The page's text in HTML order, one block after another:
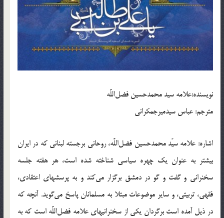
نويسنده:علامه سيد محمدحسين فضل‌اللَّه
مترجم: عباس سيدميرجمكرانى
اشاره: علامه سيّد محمدحسين فضل‌اللَّه، روحانى برجسته لبنانى كه در ايران
بيشتر به عنوان يك چهره سياسى شناخته شده است، هر هفته جلسه
سخنرانى و گفت و گو در دمشق برگزار مى‌كند و به پرسشهاى اعتقادى،
فقهى، تربيتى، و ساير موضوعات مبتلا به مسلمانان پاسخ مى‌گويد. آنچه كه
در ذيل آمده است برگردان يكى از سخنرانيهاى علامه فضل‌اللَّه است كه به